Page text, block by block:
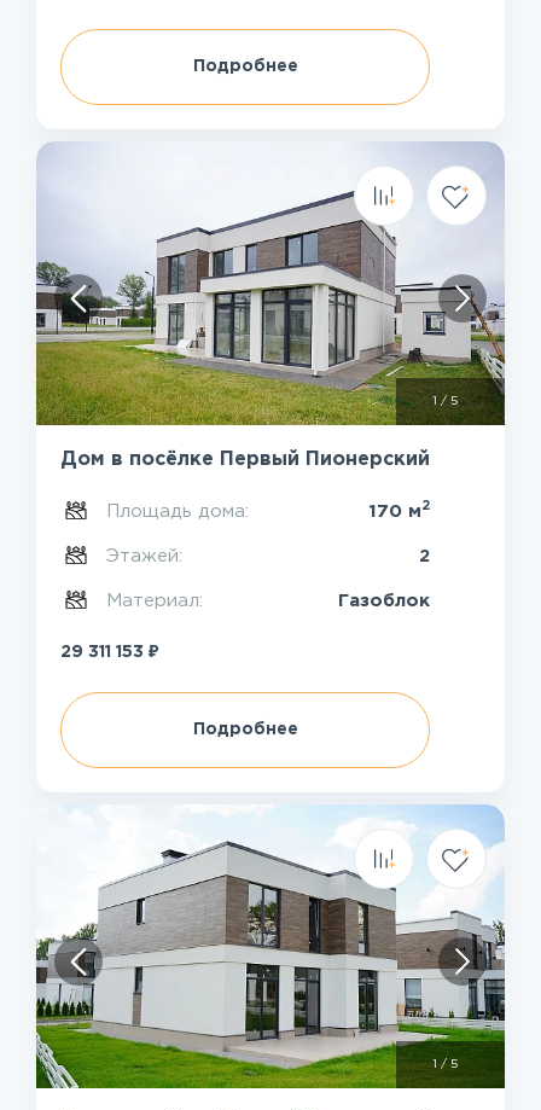
Подробнее
1 / 5
Дом в посёлке Первый Пионерский
Площадь дома: 170 м 2
Этажей: 2
Материал: Газоблок
29 311 153 ₽
Подробнее
/ 5